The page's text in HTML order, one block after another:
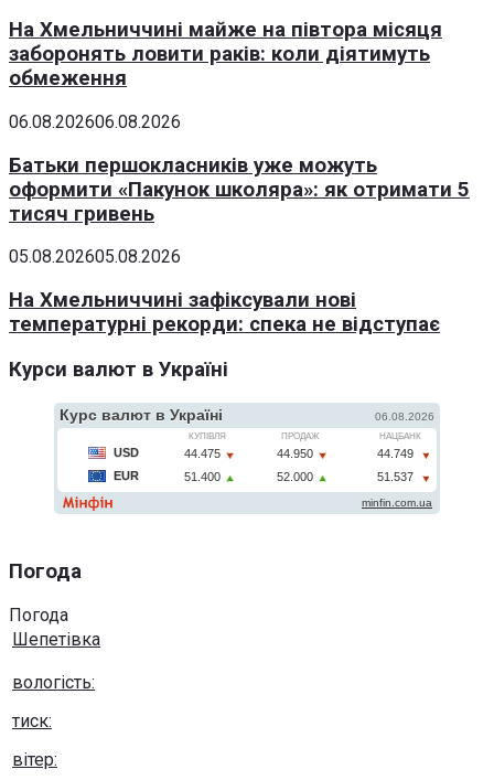
На Хмельниччині майже на півтора місяця
заборонять ловити раків: коли діятимуть
обмеження
06.08.202606.08.2026
Батьки першокласників уже можуть
оформити «Пакунок школяра»: як отримати 5
тисяч гривень
05.08.202605.08.2026
На Хмельниччині зафіксували нові
температурні рекорди: спека не відступає
Курси валют в Україні
Погода
Погода
Шепетівка
вологість:
тиск:
вітер: